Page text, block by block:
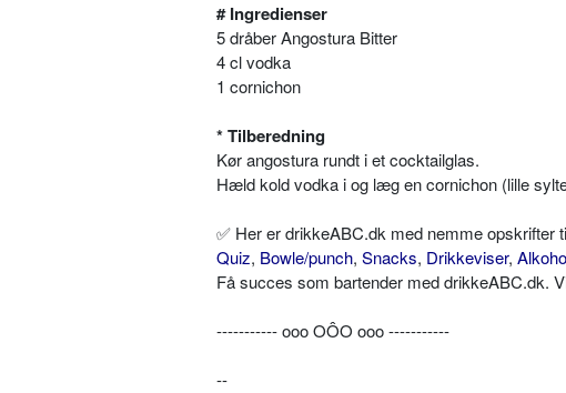
# Ingredienser
5 dråber Angostura Bitter
4 cl vodka
1 cornichon
* Tilberedning
Kør angostura rundt i et cocktailglas.
Hæld kold vodka i og læg en cornichon (lille
✅ Her er drikkeABC.dk med nemme opskrifter
Quiz, Bowle/punch, Snacks, Drikkeviser,
Få succes som bartender med drikkeABC.dk.
----------- ooo OÔO ooo -----------
--